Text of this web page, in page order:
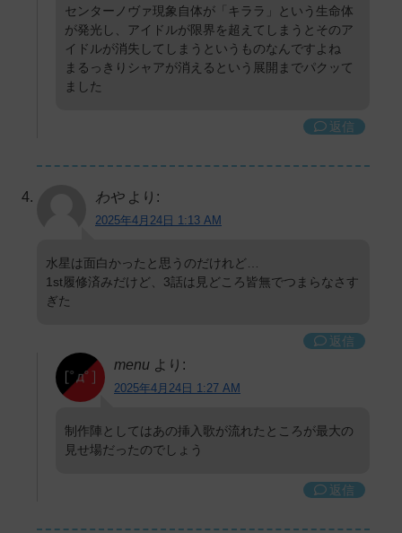
センターノヴァ現象自体が「キララ」という生命体
が発光し、アイドルが限界を超えてしまうとそのア
イドルが消失してしまうというものなんですよね
まるっきりシャアが消えるという展開までパクッて
ました
返信
わや より:
2025年4月24日 1:13 AM
水星は面白かったと思うのだけれど…
1st履修済みだけど、3話は見どころ皆無でつまらなさす
ぎた
返信
menu より:
2025年4月24日 1:27 AM
制作陣としてはあの挿入歌が流れたところが最大の
見せ場だったのでしょう
返信